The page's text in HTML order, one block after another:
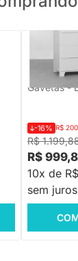
Cômoda
Gavetas -
R$
-16% R$
R$
10x de
sem juros